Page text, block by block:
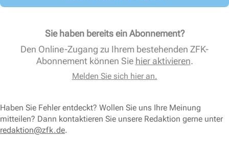
Sie haben bereits ein Abonnement?
Den Online-Zugang zu Ihrem bestehenden ZFK-
Abonnement können Sie hier aktivieren.
Melden Sie sich hier an.
Haben Sie Fehler entdeckt? Wollen Sie uns Ihre Meinung
mitteilen? Dann kontaktieren Sie unsere Redaktion gerne unter
redaktion@zfk.de.